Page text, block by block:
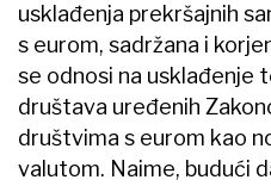
usklađenja prekršajnih
s eurom, sadržana i
se odnosi na usklađenje
društava uređenih
društvima s eurom kao
valutom. Naime, budući